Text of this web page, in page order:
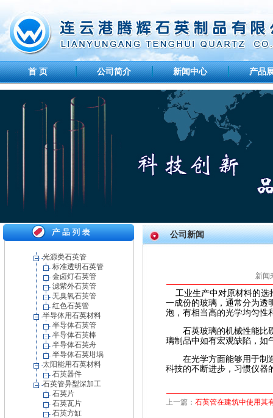
首 页 公司简介 新闻中心 产品
光源类石英管
标准透明石英管
金卤灯石英管
滤紫外石英管
无臭氧石英管
红色石英管
半导体用石英材料
半导体石英管
半导体石英棒
半导体石英舟
半导体石英坩埚
太阳能用石英材料
石英器件
石英管异型深加工
石英片
石英瓦片
石英方缸
公司新闻
新
工业生产中对原材料的选
一成份的玻璃，通常分为透
泡，有相当高的光学均匀性
石英玻璃的机械性能比硬
璃制品中如有宏观缺陷，如
在光学方面能够用于制造
科技的不断进步，习惯仪器
上一篇：石英管在建筑中使用其